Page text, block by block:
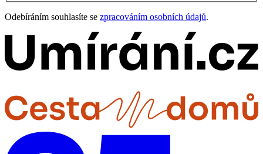
Odebíráním souhlasíte se zpracováním osobních údajů.